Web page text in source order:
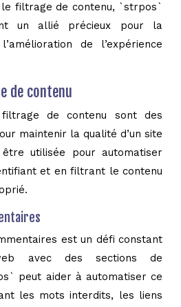
filtrage de contenu, `strpos`
un allié précieux pour la
de l’expérience
de contenu
de contenu sont des
maintenir la qualité d’un site
utilisée pour automatiser
et en filtrant le contenu
est un défi constant
avec des sections de
peut aider à automatiser ce
les mots interdits, les liens